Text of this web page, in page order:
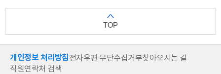
식
평
가
TOP
개인정보 처리방침전자우편 무단수집거부찾아오시는 길
직원연락처 검색